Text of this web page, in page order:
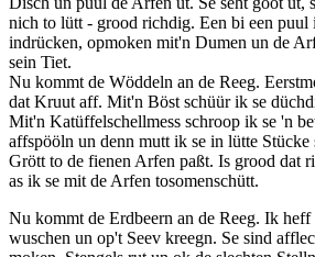
nich to lütt - grood richdig. Een bi een puul
indrücken, opmoken mit'n Dumen un de
sein Tiet.
Nu kommt de Wöddeln an de Reeg.
dat Kruut aff. Mit'n Böst schüür ik se
Mit'n Katüffelschellmess schroop ik se 'n
affspööln un denn mutt ik se in lütte Stücke
Grött to de fienen Arfen paßt. Is grood dat
as ik se mit de Arfen tosomenschütt.
Nu kommt de Erdbeern an de Reeg. Ik heff
wuschen un op't Seev kreegn. Se sind